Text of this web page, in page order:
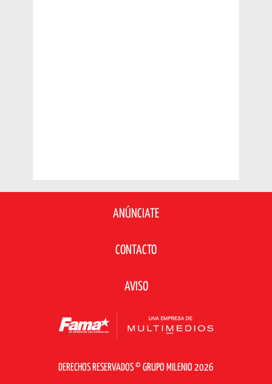
ANÚNCIATE
CONTACTO
AVISO
DERECHOS RESERVADOS © GRUPO MILENIO 2026